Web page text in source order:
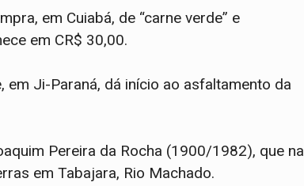
em Cuiabá, de “carne verde” e
em CR$ 30,00.
Ji-Paraná, dá início ao asfaltamento da
Pereira da Rocha (1900/1982), que na
em Tabajara, Rio Machado.